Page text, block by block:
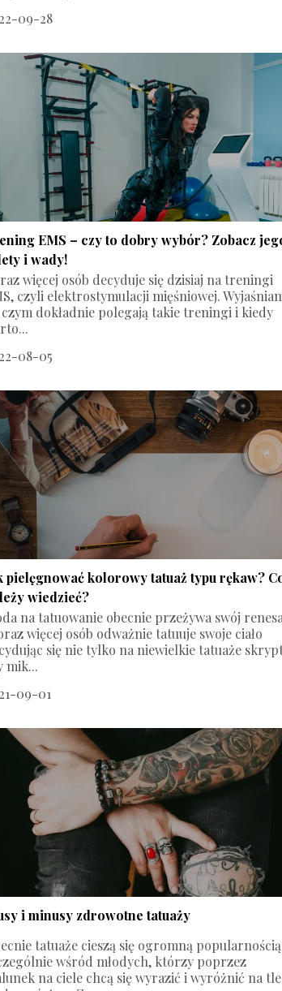
09-28
EMS – czy to dobry wybór? Zobacz
i wady!
więcej osób decyduje się dzisiaj na treningi
czyli elektrostymulacji mięśniowej.
czym dokładnie polegają takie treningi i kiedy
08-05
pielęgnować kolorowy tatuaż typu rękaw?
wiedzieć?
na tatuowanie obecnie przeżywa swój
więcej osób odważnie tatuuje swoje ciało
się nie tylko na niewielkie tatuaże
mik...
09-01
i minusy zdrowotne tatuaży
tatuaże cieszą się ogromną popularnością
wśród młodych, którzy poprzez
na ciele chcą się wyrazić i wyróżnić na tle